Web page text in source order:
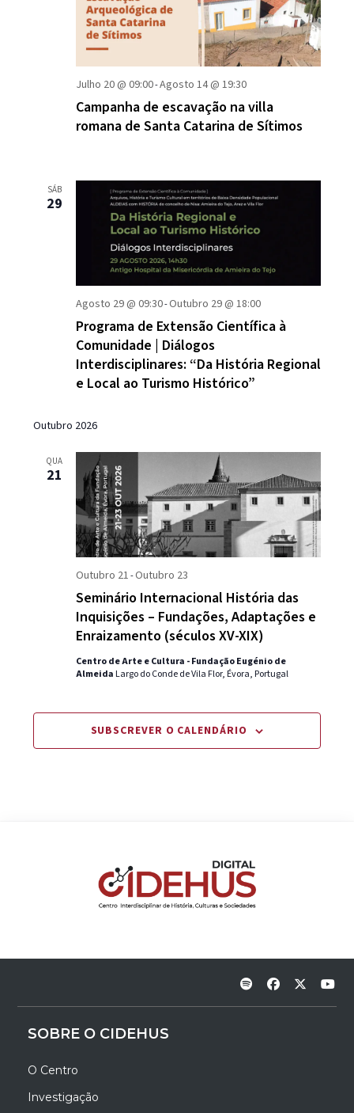
de
Campanha de escavação na villa
romana de Santa Catarina de Sítimos
Julho 20 @ 09:00-Agosto 14 @ 19:30
SÁB
29
Programa de Extensão Científica à
Comunidade | Diálogos
Interdisciplinares: “Da História Regional
e Local ao Turismo Histórico”
Agosto 29 @ 09:30-Outubro 29 @ 18:00
Outubro 2026
QUA
21
Seminário Internacional História das
Inquisições – Fundações, Adaptações e
Enraizamento (séculos XV-XIX)
Outubro 21-Outubro 23
Centro de Arte e Cultura - Fundação Eugénio de
Almeida Largo do Conde de Vila Flor, Évora, Portugal
SUBSCREVER O CALENDÁRIO
SOBRE O CIDEHUS
O Centro
Investigação